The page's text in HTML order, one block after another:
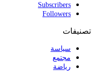
Subscribers
Followers
تصنيفات
سياسة
مجتمع
رياضة